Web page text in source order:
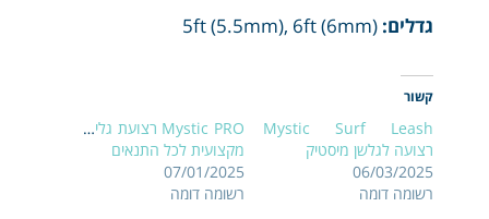
גדלים:
קשור
Mystic Surf Leash
רצועה לגלשן מיסטיק
06/03/2025
רשומה דומה
Mystic PRO רצועת גלישה
מקצועית לכל התנאים
07/01/2025
רשומה דומה